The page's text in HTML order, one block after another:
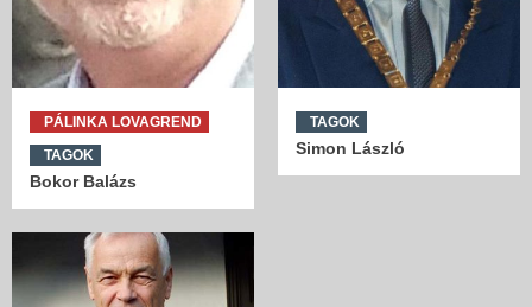
PÁLINKA LOVAGREND
TAGOK
Bokor Balázs
TAGOK
Simon László